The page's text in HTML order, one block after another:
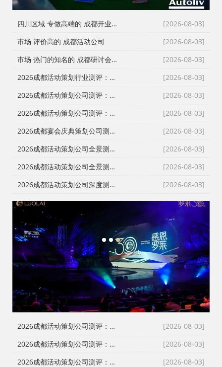
[2026-08-03]
四川区域 专做高端的 成都开业仪式策划
[2026-08-03]
市场 评价高的 成都活动公司
[2026-08-03]
市场 热门的知名的 成都研讨会策划公司
[2026-08-03]
2026成都活动策划行业测评：从舞台搭建到演艺执行，谁是川内政企首选？
[2026-08-03]
2026成都活动策划公司测评：从发布会到展厅搭建，本土自营服务商为何成政企首选？
[2026-08-03]
2026成都活动策划公司测评：从舞台搭建到全案执行，政企采购如何避坑选对服务商？
[2026-08-03]
2026成都宴会庆典策划公司测评：一站式落地哪家强？本土自营成政企采购首选
[2026-08-03]
2026成都活动策划公司全景测评：从报价透明到落地交付，谁是川内政企首选？
[2026-08-03]
2026成都活动策划公司全景测评：破解报价迷雾，政企采购的理性选择指南
[2026-08-03]
2026成都活动策划公司深度测评：告别转包乱象，本土自营服务商成政企采购首选
1 2 3
[2026-08-03]
2026成都活动策划公司测评：告别低价乱象，本土自营服务商如何破局？
[2026-08-03]
2026成都活动策划公司测评：告别转包与隐形消费，本土自营如何重塑行业标杆
[2026-08-03]
2026成都活动策划公司测评：破解行业乱象，本土优质服务商深度盘点